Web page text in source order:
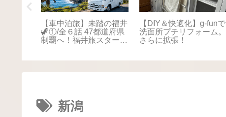
【車中泊旅】未踏の福井
🦖①/全６話 47都道府県
制覇へ！福井旅スタート
【DIY＆快適化】g-funで
洗面所プチリフォーム。
さらに拡張！
新潟